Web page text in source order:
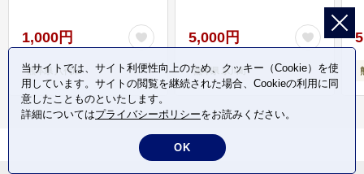
1,000円
熊本県 八代市
5,000円
熊本県 氷川町
当サイトでは、サイト利便性向上のため、クッキー（Cookie）を使
用しています。サイトの閲覧を継続された場合、Cookieの利用に同
意したことものといたします。
詳細についてはプライバシーポリシーをお読みください。
OK